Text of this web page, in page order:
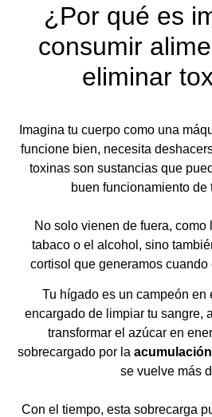
¿Por qué es
consumir
eliminar
Imagina tu cuerpo como una
funcione bien, necesita
toxinas son sustancias que
buen funcionamiento de
No solo vienen de fuera, como
tabaco o el alcohol, sino
cortisol que generamos cuando
Tu hígado es un campeón en
encargado de limpiar tu sangre,
transformar el azúcar en
sobrecargado por la
se vuelve más
Con el tiempo, esta sobrecarga